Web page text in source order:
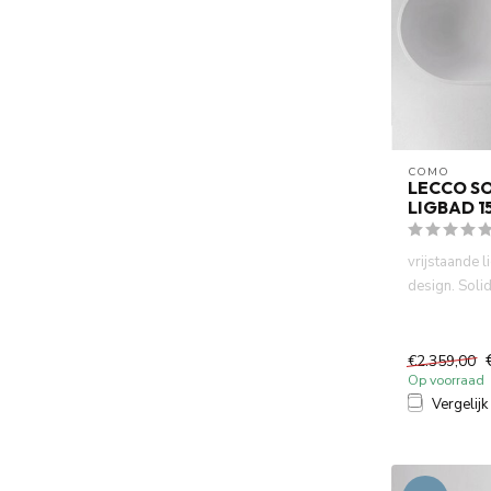
COMO
LECCO
LIGBAD
vrijstaande
design.
€2.359,00
Op voorraad
Vergelijk